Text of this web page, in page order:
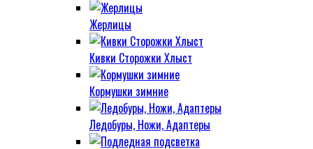
Жерлицы
Кивки Сторожки Хлыст
Кормушки зимние
Ледобуры, Ножи, Адаптеры